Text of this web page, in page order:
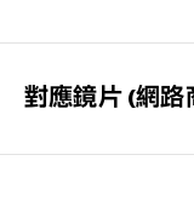
對應鏡片 (網路